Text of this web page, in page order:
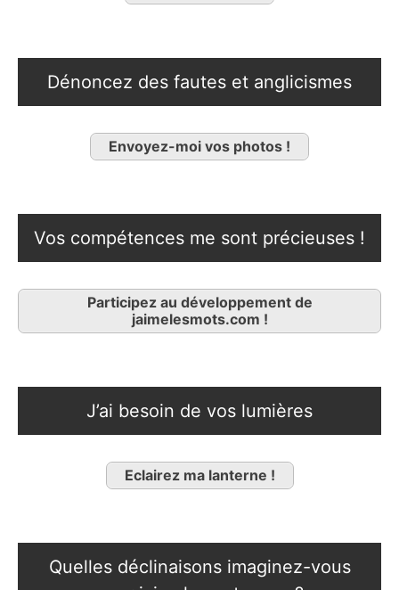
Dénoncez des fautes et anglicismes
Envoyez-moi vos photos !
Vos compétences me sont précieuses !
Participez au développement de
jaimelesmots.com !
J’ai besoin de vos lumières
Eclairez ma lanterne !
Quelles déclinaisons imaginez-vous